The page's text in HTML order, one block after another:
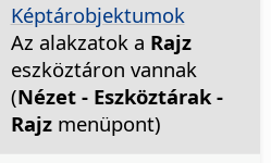
Képtárobjektumok
Az alakzatok a Rajz
eszköztáron vannak
(Nézet - Eszköztárak -
Rajzmenüpont)